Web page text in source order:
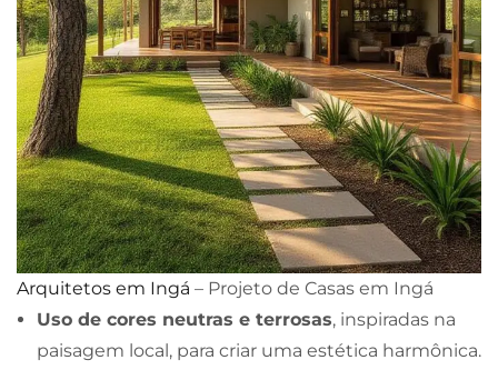
Arquitetos em Ingá – Projeto de Casas em Ingá
Uso de cores neutras e terrosas, inspiradas na
paisagem local, para criar uma estética harmônica.